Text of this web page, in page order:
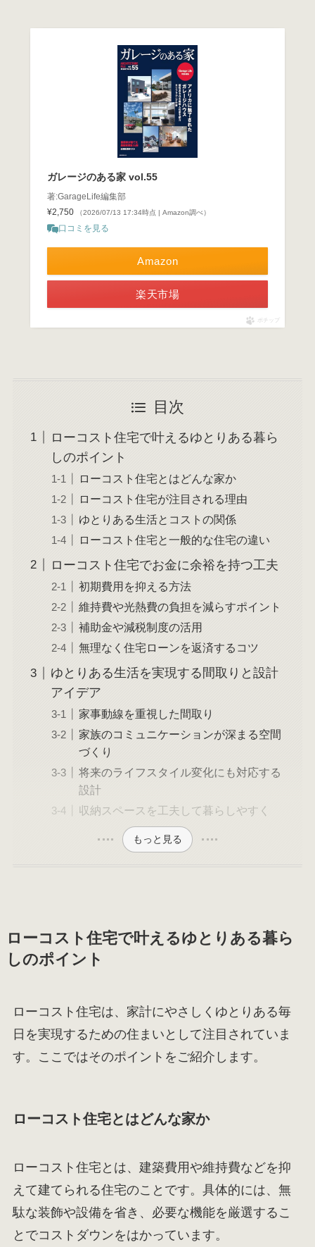
ガレージのある家 vol.55
著:GarageLife編集部
¥2,750
（2026/07/13 17:34時点 | Amazon調べ）
口コミを見る
Amazon
楽天市場
ポチップ
目次
ローコスト住宅で叶えるゆとりある暮ら
しのポイント
ローコスト住宅とはどんな家か
ローコスト住宅が注目される理由
ゆとりある生活とコストの関係
ローコスト住宅と一般的な住宅の違い
ローコスト住宅でお金に余裕を持つ工夫
初期費用を抑える方法
維持費や光熱費の負担を減らすポイント
補助金や減税制度の活用
無理なく住宅ローンを返済するコツ
ゆとりある生活を実現する間取りと設計
アイデア
家事動線を重視した間取り
家族のコミュニケーションが深まる空間
づくり
将来のライフスタイル変化にも対応する
設計
収納スペースを工夫して暮らしやすく
もっと見る
ローコスト住宅で叶えるゆとりある暮ら
しのポイント
ローコスト住宅は、家計にやさしくゆとりある毎
日を実現するための住まいとして注目されていま
す。ここではそのポイントをご紹介します。
ローコスト住宅とはどんな家か
ローコスト住宅とは、建築費用や維持費などを抑
えて建てられる住宅のことです。具体的には、無
駄な装飾や設備を省き、必要な機能を厳選するこ
とでコストダウンをはかっています。